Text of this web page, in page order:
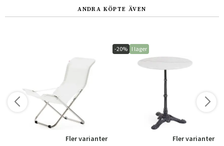
ANDRA KÖPTE ÄVEN
Fler varianter
-20% I lager
Fler varianter